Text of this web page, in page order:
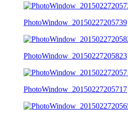
PhotoWindow_20150227205739
PhotoWindow_20150227205823
PhotoWindow_20150227205717